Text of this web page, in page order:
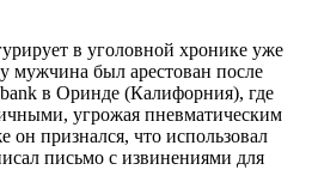
в уголовной хронике уже
мужчина был арестован после
в Оринде (Калифорния), где
угрожая пневматическим
он признался, что использовал
письмо с извинениями для